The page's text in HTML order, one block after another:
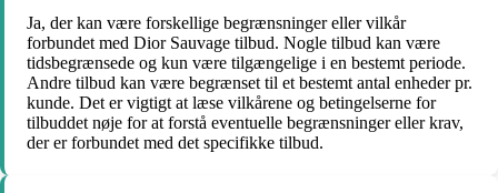
Ja, der kan være forskellige begrænsninger eller vilkår
forbundet med Dior Sauvage tilbud. Nogle tilbud kan være
tidsbegrænsede og kun være tilgængelige i en bestemt periode.
Andre tilbud kan være begrænset til et bestemt antal enheder pr.
kunde. Det er vigtigt at læse vilkårene og betingelserne for
tilbuddet nøje for at forstå eventuelle begrænsninger eller krav,
der er forbundet med det specifikke tilbud.